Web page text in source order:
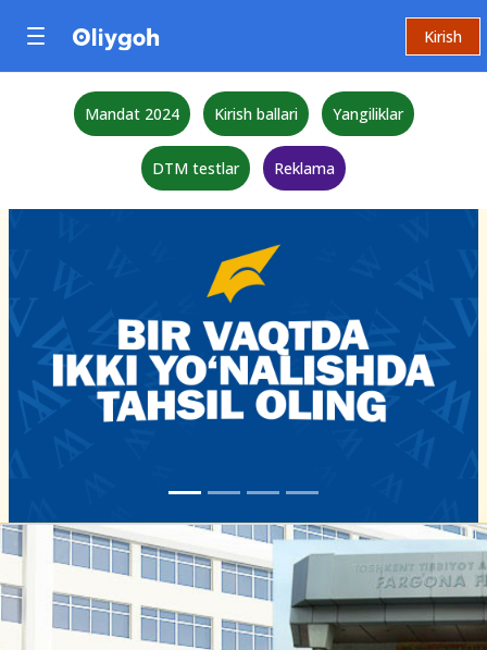
Kirish
Mandat 2024 Kirish ballari Yangiliklar
DTM testlar Reklama